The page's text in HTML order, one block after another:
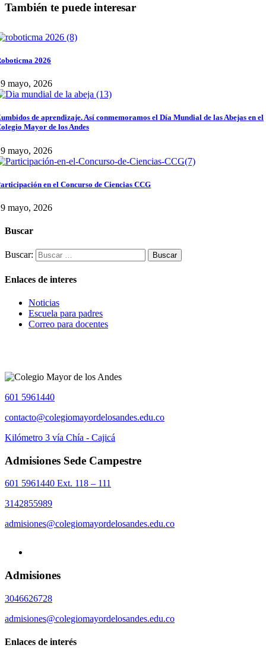
También te puede interesar
2026
mayo, 2026
de aprendizaje. Así conmemoramos el Día Mundial de las Abejas en el
Mayor de los Andes
mayo, 2026
en el Concurso de Ciencias CCG
mayo, 2026
Buscar
Buscar:
Enlaces de interes
Noticias
Escuela para padres
Correo para docentes
601 5961440
contacto@colegiomayordelosandes.edu.co
Kilómetro 3 vía Chía - Cajicá
Admisiones Sede Campestre
601 5961440 Ext. 118 – 111
3142855989
admisiones@colegiomayordelosandes.edu.co
Admisiones
3046626728
admisiones@colegiomayordelosandes.edu.co
Enlaces de interés